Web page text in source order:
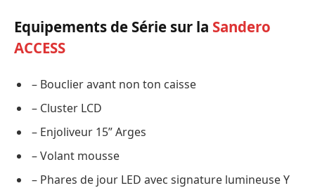
Equipements de Série sur la Sandero
ACCESS
– Bouclier avant non ton caisse
– Cluster LCD
– Enjoliveur 15” Arges
– Volant mousse
– Phares de jour LED avec signature lumineuse Y